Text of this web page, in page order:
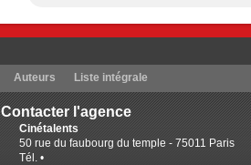
Auteurs Liste intégrale
Contacter l'agence
Cinétalents
50 rue du faubourg du temple - 75011 Paris
Tél. •